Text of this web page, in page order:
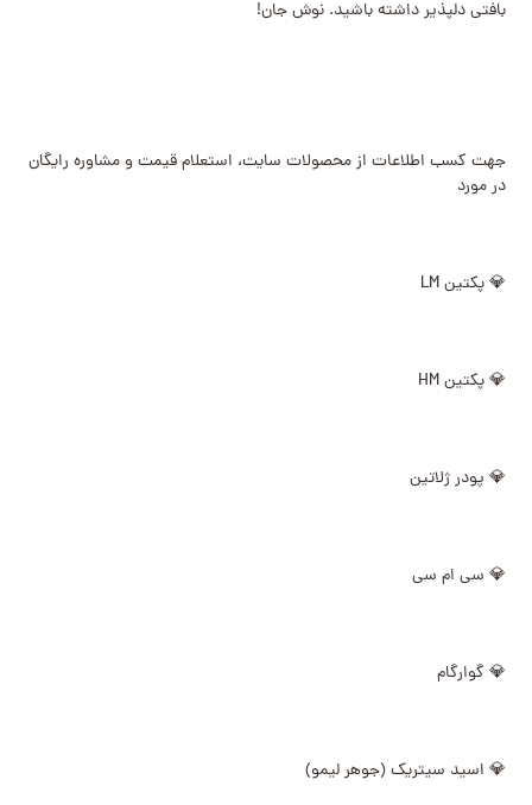
بافتی دلپذیر داشته باشید. نوش جان!
جهت کسب اطلاعات از محصولات سایت، استعلام قیمت و مشاوره رایگان
در مورد
💎 پکتین LM
💎 پکتین HM
💎 پودر ژلاتین
💎 سی ام سی
💎 گوارگام
💎 اسید سیتریک (جوهر لیمو)